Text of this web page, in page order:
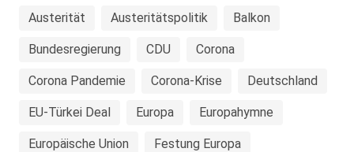
Austerität Austeritätspolitik Balkon
Bundesregierung CDU Corona
Corona Pandemie Corona-Krise Deutschland
EU-Türkei Deal Europa Europahymne
Europäische Union Festung Europa